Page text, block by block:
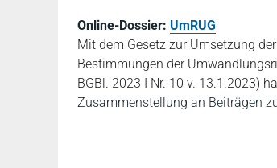
Online-Dossier: UmRUG
Mit dem Gesetz zur Umsetzung
Bestimmungen der
BGBl. 2023 I Nr. 10 v. 13.1.2023)
Zusammenstellung an Beiträgen